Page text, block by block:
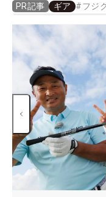
PR記事 ギア #フジ